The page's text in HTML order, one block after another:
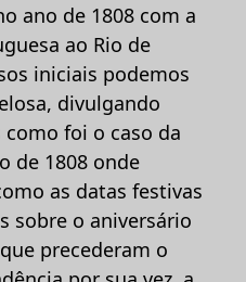
ano de 1808 com a
ao Rio de
iniciais podemos
divulgando
foi o caso da
de 1808 onde
as datas festivas
sobre o aniversário
precederam o